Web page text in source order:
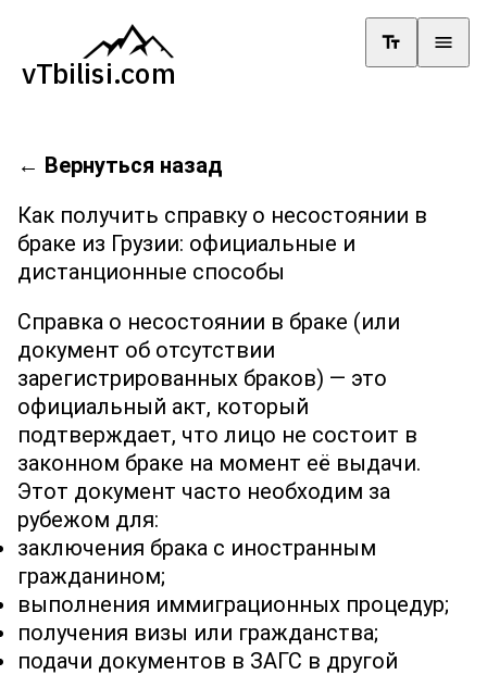
← Вернуться назад
Как получить справку о несостоянии в
браке из Грузии: официальные и
дистанционные способы
Справка о несостоянии в браке (или
документ об отсутствии
зарегистрированных браков) — это
официальный акт, который
подтверждает, что лицо не состоит в
законном браке на момент её выдачи.
Этот документ часто необходим за
рубежом для:
заключения брака с иностранным
гражданином;
выполнения иммиграционных процедур;
получения визы или гражданства;
подачи документов в ЗАГС в другой